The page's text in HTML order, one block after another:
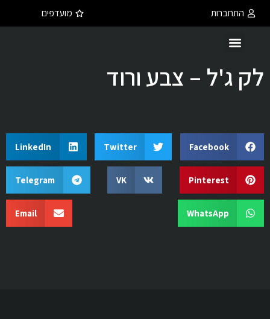
התחברות מועדפים
לק ג'ל – צבע ורוד
Facebook
Twitter
LinkedIn
Pinterest
VK
Telegram
WhatsApp
Email